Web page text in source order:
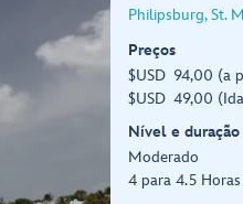
Philipsburg, St.
Preços
$USD 94,00 (a
$USD 49,00
Nível e
Moderado
4 para 4.5 Horas